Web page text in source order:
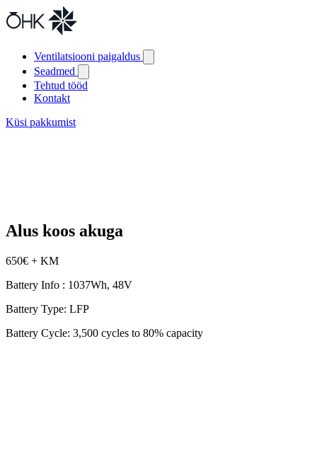
Ventilatsiooni paigaldus
Seadmed
Tehtud tööd
Kontakt
Küsi pakkumist
Alus koos akuga
650€ + KM
Battery Info : 1037Wh, 48V
Battery Type: LFP
Battery Cycle: 3,500 cycles to 80% capacity